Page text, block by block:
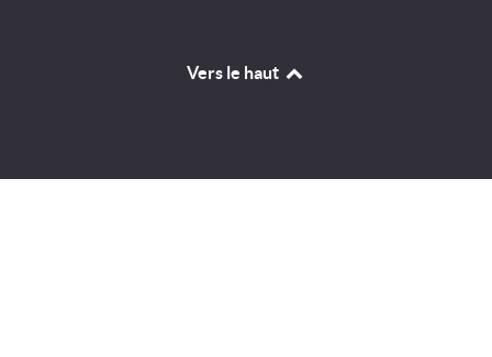
Vers le haut